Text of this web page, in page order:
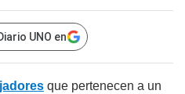
UNO en
que pertenecen a un